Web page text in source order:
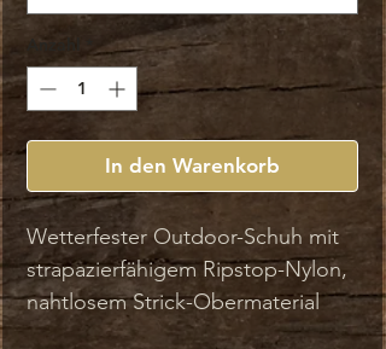
Anzahl
In den Warenkorb
Wetterfester Outdoor-Schuh mit
strapazierfähigem Ripstop-Nylon,
nahtlosem Strick-Obermaterial
und laminierten Details. Die